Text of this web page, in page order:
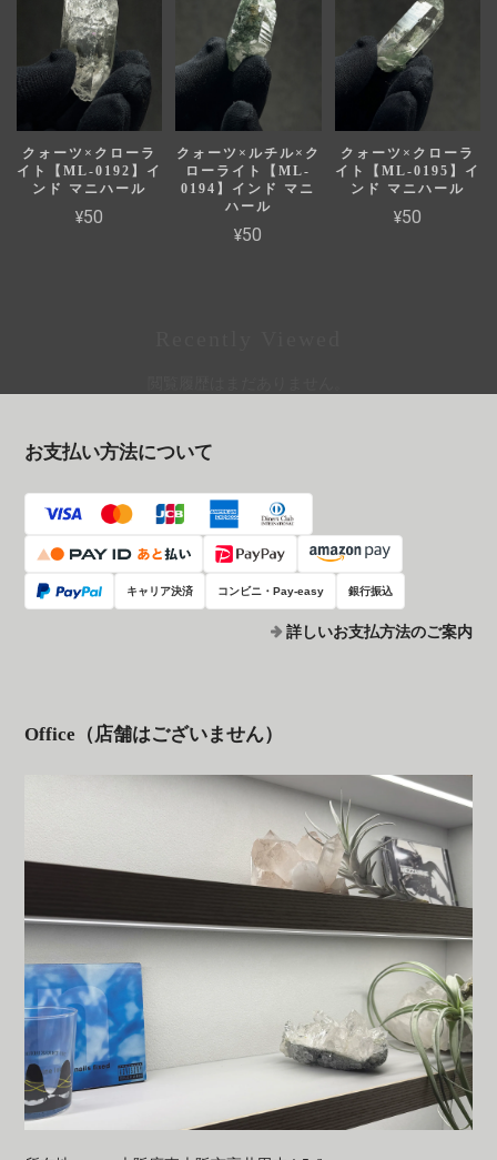
クォーツ×クローラ
イト【ML-0192】イ
ンド マニハール
¥50
クォーツ×ルチル×ク
ローライト【ML-
0194】インド マニ
ハール
¥50
クォーツ×クローラ
イト【ML-0195】イ
ンド マニハール
¥50
お支払い方法について
キャリア決済 コンビニ・Pay-easy 銀行振込
詳しいお支払方法のご案内
Office（店舗はございません）